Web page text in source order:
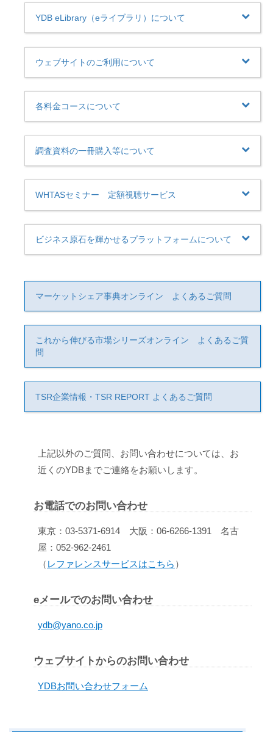
YDB eLibrary（eライブラリ）について
ウェブサイトのご利用について
各料金コースについて
調査資料の一冊購入等について
WHTASセミナー 定額視聴サービス
ビジネス原石を輝かせるプラットフォームについて
マーケットシェア事典オンライン よくあるご質問
これから伸びる市場シリーズオンライン よくあるご質
問
TSR企業情報・TSR REPORT よくあるご質問
上記以外のご質問、お問い合わせについては、お
近くのYDBまでご連絡をお願いします。
お電話でのお問い合わせ
東京：03-5371-6914 大阪：06-6266-1391 名古
屋：052-962-2461
（ レファレンスサービスはこちら ）
eメールでのお問い合わせ
ydb@yano.co.jp
ウェブサイトからのお問い合わせ
YDBお問い合わせフォーム